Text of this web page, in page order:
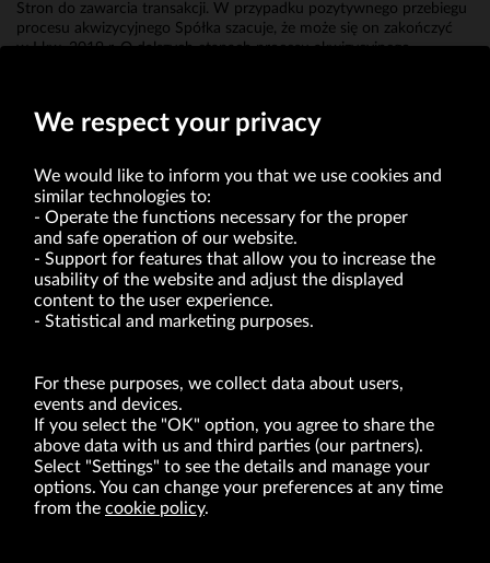
Stron do zawarcia transakcji. W przypadku pozytywnego przebiegu
procesu akwizycyjnego Spółka szacuje, że może się on zakończyć
w I kw. 2019 r. O dalszych etapach procesu akwizycyjnego
VRG S.A. | 10 Pilotów Street | 31-462 Kraków
Tax Identification Number: 675-000-03-61
District Court for Kraków-Śródmieście in Kraków
XI Economic Department of the National Court Register number 0000047082
of act of 8.03.2013 on combating excessive late payment in commercial transactions
(Journal of Laws of 2019, item 118 as amended).
BRANDS
We respect your privacy
We would like to inform you that we use cookies and
similar technologies to:
Operate the functions necessary for the proper
and safe operation of our website.
Support for features that allow you to increase the
usability of the website and adjust the displayed
content to the user experience.
Statistical and marketing purposes.
For these purposes, we collect data about users,
events and devices.
If you select the "OK" option, you agree to share the
above data with us and third parties (our partners).
Select "Settings" to see the details and manage your
options. You can change your preferences at any time
from the cookie policy.